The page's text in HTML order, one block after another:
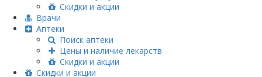
Скидки и акции
Врачи
Аптеки
Поиск аптеки
Цены и наличие лекарств
Скидки и акции
Скидки и акции